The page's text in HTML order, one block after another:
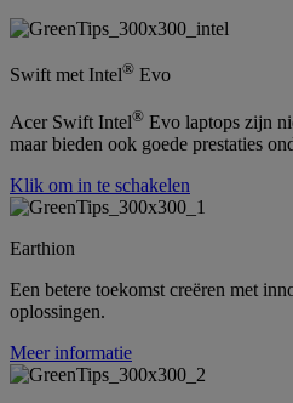
Swift met Intel® Evo
Acer Swift Intel® Evo laptops zijn
maar bieden ook goede prestaties
Klik om in te schakelen
Earthion
Een betere toekomst creëren met
oplossingen.
Meer informatie